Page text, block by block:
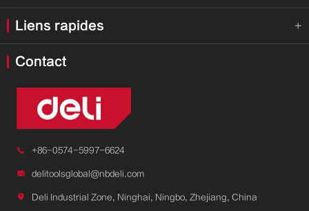
Liens rapides 
Contact
 +86-0574-5997-6624
 delitoolsglobal@nbdeli.com
 Deli Industrial Zone, Ninghai, Ningbo, Zhejiang, China